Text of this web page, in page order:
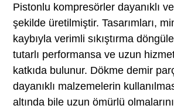
Pistonlu kompresörler dayanıklı
şekilde üretilmiştir. Tasarımları,
kaybıyla verimli sıkıştırma
tutarlı performansa ve uzun
katkıda bulunur. Dökme demir
dayanıklı malzemelerin
altında bile uzun ömürlü